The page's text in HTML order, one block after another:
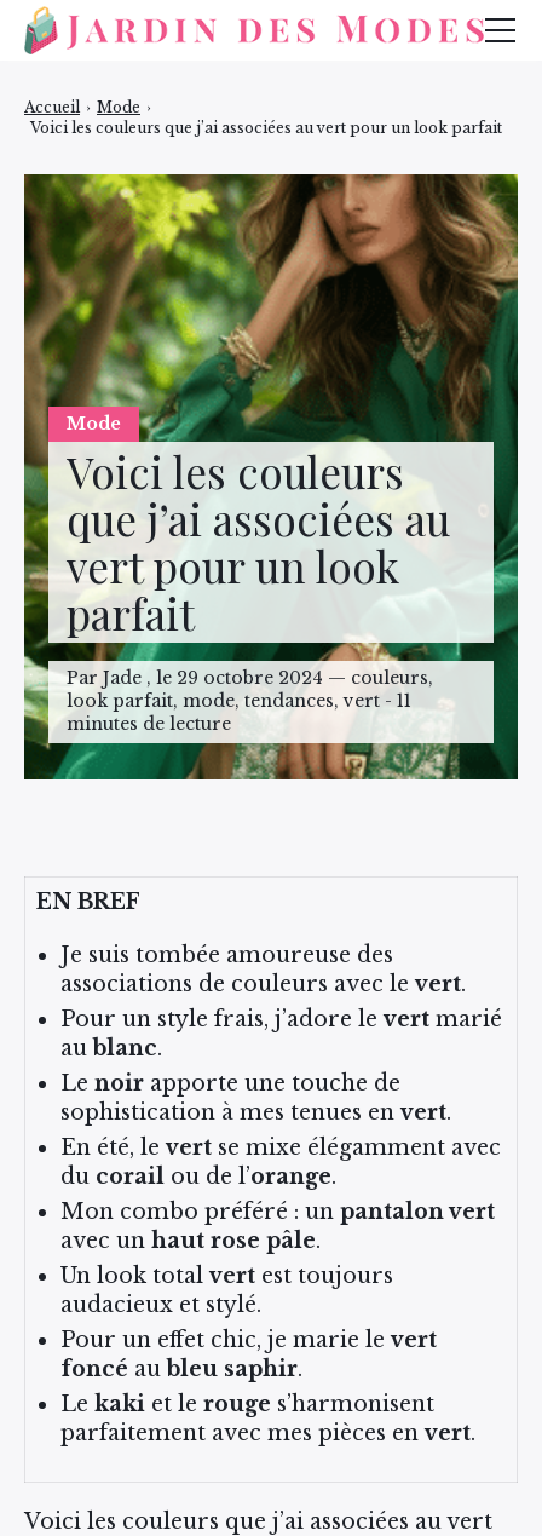
Mode
Voici les couleurs
que j’ai associées au
vert pour un look
parfait
Par Jade , le 29 octobre 2024 — couleurs,
look parfait, mode, tendances, vert - 11
minutes de lecture
Accueil › Mode ›
Voici les couleurs que j’ai associées au vert pour un look parfait
EN BREF
Je suis tombée amoureuse des
associations de couleurs avec levert.
Pour un style frais, j’adore levertmarié
au blanc.
Le noirapporte une touche de
sophistication à mes tenues envert.
En été, levertse mixe élégamment avec
du corailou de l’orange.
Mon combo préféré : un pantalon vert
avec un haut rose pâle.
Un look totalvertest toujours
audacieux et stylé.
Pour un effet chic, je marie levert
foncé au bleu saphir.
Le kakiet le rouge s’harmonisent
parfaitement avec mes pièces envert.
Voici les couleurs que j’ai associées au vert
Beauté